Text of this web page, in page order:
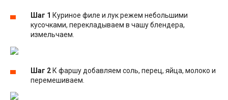
Шаг 1 Куриное филе и лук режем небольшими
кусочками, перекладываем в чашу блендера,
измельчаем.
Шаг 2К фаршу добавляем соль, перец, яйца, молоко и
перемешиваем.